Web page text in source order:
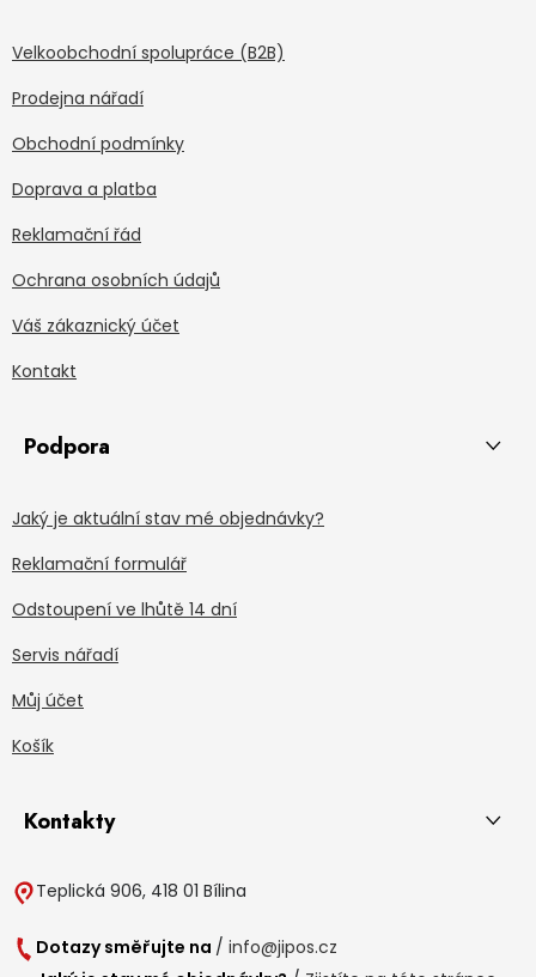
Velkoobchodní spolupráce (B2B)
Prodejna nářadí
Obchodní podmínky
Doprava a platba
Reklamační řád
Ochrana osobních údajů
Váš zákaznický účet
Kontakt
Podpora
Jaký je aktuální stav mé objednávky?
Reklamační formulář
Odstoupení ve lhůtě 14 dní
Servis nářadí
Můj účet
Košík
Kontakty
Teplická 906, 418 01 Bílina
Dotazy směřujte na / info@jipos.cz